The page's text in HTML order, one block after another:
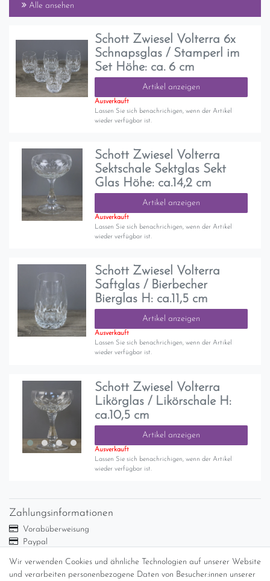
Alle ansehen
Schott Zwiesel Volterra 6x
Schnapsglas / Stamperl im
Set Höhe: ca. 6 cm
Artikel anzeigen
Ausverkauft
Lassen Sie sich benachrichigen, wenn der Artikel
wieder verfügbar ist.
Schott Zwiesel Volterra
Sektschale Sektglas Sekt
Glas Höhe: ca.14,2 cm
Artikel anzeigen
Ausverkauft
Lassen Sie sich benachrichigen, wenn der Artikel
wieder verfügbar ist.
Schott Zwiesel Volterra
Saftglas / Bierbecher
Bierglas H: ca.11,5 cm
Artikel anzeigen
Ausverkauft
Lassen Sie sich benachrichigen, wenn der Artikel
wieder verfügbar ist.
Schott Zwiesel Volterra
Likörglas / Likörschale H:
ca.10,5 cm
Artikel anzeigen
Ausverkauft
Lassen Sie sich benachrichigen, wenn der Artikel
wieder verfügbar ist.
Wir verwenden Cookies und ähnliche Technologien auf unserer Website
und verarbeiten personenbezogene Daten von Besucher:innen unserer
Zahlungsinformationen
Vorabüberweisung
Paypal
Versandinformationen